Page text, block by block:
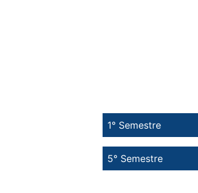
1° Semestre
5° Semestre